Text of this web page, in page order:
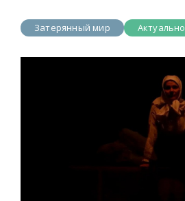
Затерянный мир Актуально